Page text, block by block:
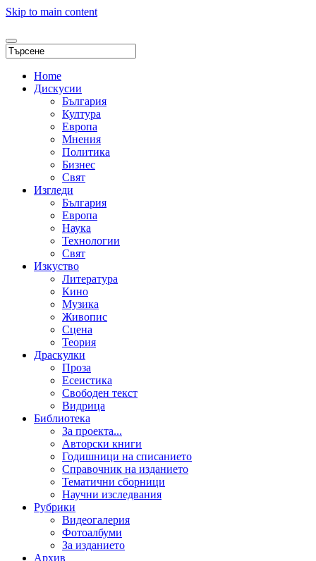
Skip to main content
Home
Дискусии
България
Култура
Европа
Мнения
Политика
Бизнес
Свят
Изгледи
България
Европа
Наука
Технологии
Свят
Изкуство
Литература
Кино
Музика
Живопис
Сцена
Теория
Драскулки
Проза
Есеистика
Свободен текст
Видрица
Библиотека
За проекта...
Авторски книги
Годишници на списанието
Справочник на изданието
Тематични сборници
Научни изследвания
Рубрики
Видеогалерия
Фотоалбуми
За изданието
Архив